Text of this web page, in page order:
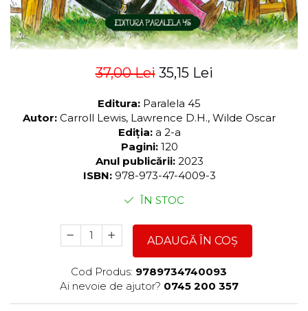
37,00 Lei 35,15 Lei
Editura: Paralela 45
Autor: Carroll Lewis, Lawrence D.H., Wilde Oscar
Ediția: a 2-a
Pagini: 120
Anul publicării: 2023
ISBN: 978-973-47-4009-3
ÎN STOC
ADAUGĂ ÎN COȘ
Cod Produs: 9789734740093
Ai nevoie de ajutor? 0745 200 357